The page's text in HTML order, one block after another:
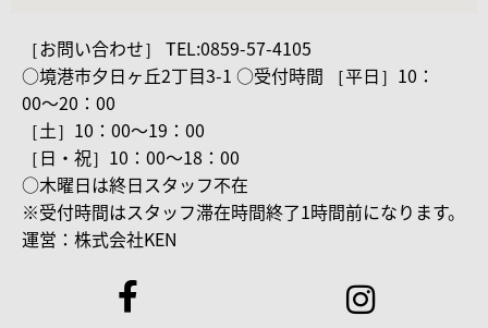
［お問い合わせ］ TEL:0859-57-4105
○境港市夕日ヶ丘2丁目3-1 ○受付時間 ［平日］10：
00〜20：00
［土］10：00〜19：00
［日・祝］10：00〜18：00
○木曜日は終日スタッフ不在
※受付時間はスタッフ滞在時間終了1時間前になります。
運営：株式会社KEN